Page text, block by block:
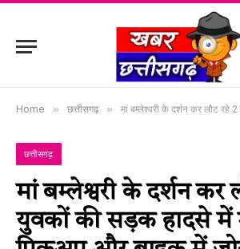
Home » छत्तीसगढ़ » मां बम्लेश्वरी के दर्शन कर लौट रहे 2 युवकों की सड़क
छत्तीसगढ़
मां बम्लेश्वरी के दर्शन कर
युवकों की सड़क हादसे में